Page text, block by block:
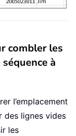
combler les
à
l’emplacement
des lignes vides
les